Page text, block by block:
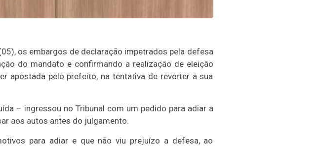
os embargos de declaração impetrados pela defesa
do mandato e confirmando a realização de eleição
apostada pelo prefeito, na tentativa de reverter a sua
– ingressou no Tribunal com um pedido para adiar a
aos autos antes do julgamento.
para adiar e que não viu prejuízo a defesa, ao